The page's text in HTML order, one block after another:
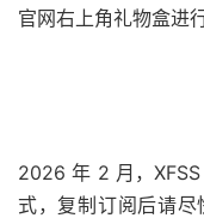
官网右上角礼物盒进
2026 年 2 月，
式，复制订阅后请